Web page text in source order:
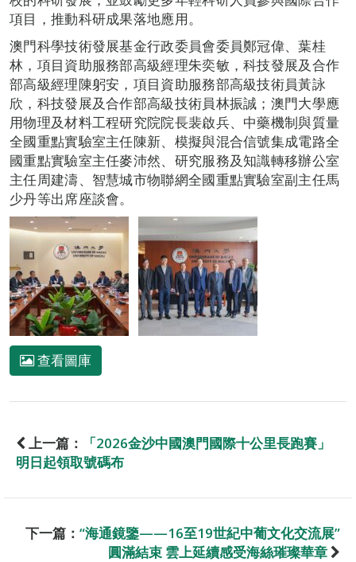
項目，推動科研成果落地應用。
澳門科學技術發展基金行政委員會委員鄭冠偉、葉桂
林，項目資助服務部高級經理朱奕敏，科技發展及合作
部高級經理陳躬安，項目資助服務部高級技術員黃詠
欣，科技發展及合作部高級技術員林振誠；澳門大學應
用物理及材料工程研究院院長裴啟兵、中藥機制與質量
全國重點實驗室主任陳新、模擬與混合信號集成電路全
國重點實驗室主任麥沛然、研究服務及知識轉移辦公室
主任周建濤、智慧城市物聯網全國重點實驗室副主任馬
少丹等出席座談會。
查看圖庫
上一篇：
「2026金沙中國澳門國際十公里長跑賽」
明日起領取號碼布
下一篇： “海通鏡鑒——16至19世紀中葡文化交流展”
圓滿結束 雲上延續感受海絲璀璨華章